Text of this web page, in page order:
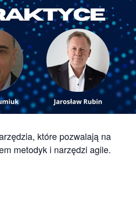
które pozwalają na
metodyk i narzędzi agile.